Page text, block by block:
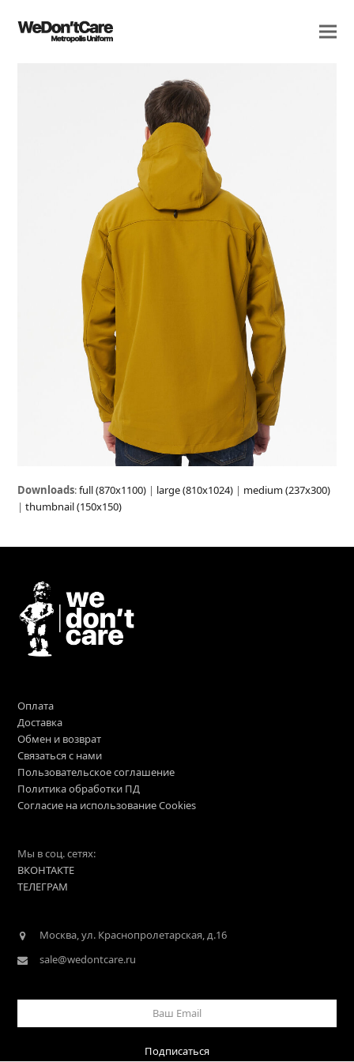
Downloads:full (870x1100) | large (810x1024) | medium (237x300)
|thumbnail (150x150)
Оплата
Доставка
Обмен и возврат
Связаться с нами
Пользовательское соглашение
Политика обработки ПД
Согласие на использование Cookies
Мы в соц. сетях:
ВКОНТАКТЕ
ТЕЛЕГРАМ
Москва, ул. Краснопролетарская, д.16
sale@wedontcare.ru
Email
Подписаться